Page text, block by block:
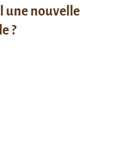
une nouvelle
?